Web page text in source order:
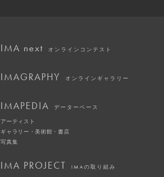
IMA next オンラインコンテスト
IMAGRAPHY オンラインギャラリー
IMAPEDIA データーベース
アーティスト
ギャラリー・美術館・書店
写真集
IMA PROJECT IMAの取り組み